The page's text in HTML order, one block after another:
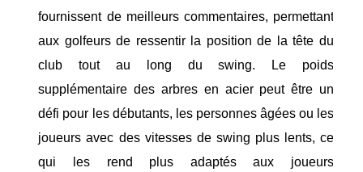
fournissent de meilleurs commentaires, permettant
aux golfeurs de ressentir la position de la tête du
club tout au long du swing. Le poids
supplémentaire des arbres en acier peut être un
défi pour les débutants, les personnes âgées ou les
joueurs avec des vitesses de swing plus lents, ce
qui les rend plus adaptés aux joueurs